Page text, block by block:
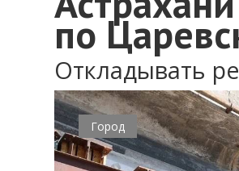
по
Откладывать
Город